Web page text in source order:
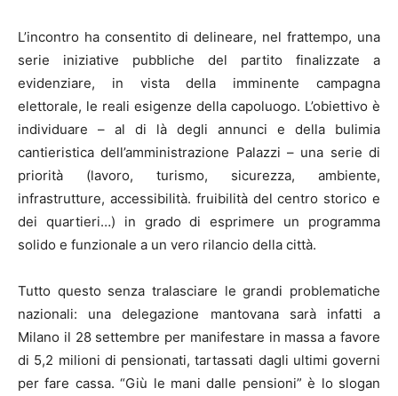
L’incontro ha consentito di delineare, nel frattempo, una
serie iniziative pubbliche del partito finalizzate a
evidenziare, in vista della imminente campagna
elettorale, le reali esigenze della capoluogo. L’obiettivo è
individuare – al di là degli annunci e della bulimia
cantieristica dell’amministrazione Palazzi – una serie di
priorità (lavoro, turismo, sicurezza, ambiente,
infrastrutture, accessibilità. fruibilità del centro storico e
dei quartieri…) in grado di esprimere un programma
solido e funzionale a un vero rilancio della città.
Tutto questo senza tralasciare le grandi problematiche
nazionali: una delegazione mantovana sarà infatti a
Milano il 28 settembre per manifestare in massa a favore
di 5,2 milioni di pensionati, tartassati dagli ultimi governi
per fare cassa. “Giù le mani dalle pensioni” è lo slogan